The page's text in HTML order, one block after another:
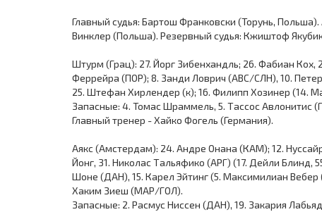
Главный судья: Бартош Франковски (Торунь,
Винклер (Польша). Резервный судья: Кжиштоф
Штурм (Грац): 27. Йорг Зибенхандль; 26. Фабиан
Феррейра (ПОР); 8. Занди Ловрич (АВС/СЛН), 10.
25. Штефан Хирлендер (к); 16. Филипп Хозинер (14.
Запасные: 4. Томас Шраммель, 5. Тассос Авлонитис
Главный тренер - Хайко Фогель (Германия).
Аякс (Амстердам): 24. Андре Онана (КАМ); 12.
Йонг, 31. Николас Тальяфико (АРГ) (17. Дейли Блинд,
Шоне (ДАН), 15. Карел Эйтинг (5. Максимилиан Вебер
Хаким Зиеш (МАР/ГОЛ).
Запасные: 2. Расмус Ниссен (ДАН), 19. Закария